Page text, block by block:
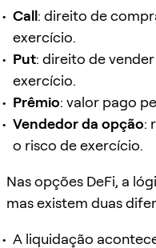
Call: direito de
exercício.
Put: direito de
exercício.
Prêmio: valor pago
Vendedor da opção:
o risco de exercício.
Nas opções DeFi, a
mas existem duas
A liquidação